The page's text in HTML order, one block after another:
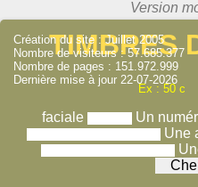
TIMBRES
Ex : 50 c
faciale Un
Une
Création du site : Juillet 2005
Nombre de visiteurs : 57.685.377
Nombre de pages : 151.972.999
Dernière mise à jour 22-07-2026